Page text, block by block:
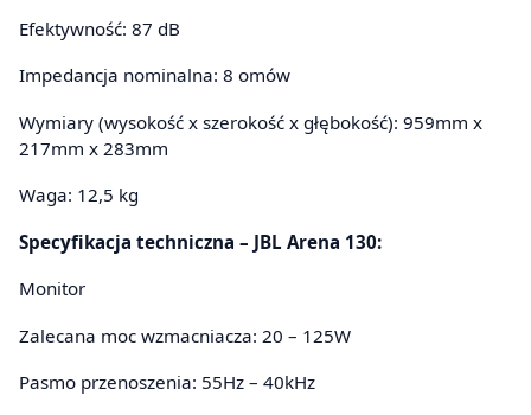
Efektywność: 87 dB
Impedancja nominalna: 8 omów
Wymiary (wysokość x szerokość x głębokość): 959mm x
217mm x 283mm
Waga: 12,5 kg
Specyfikacja techniczna – JBL Arena 130:
Monitor
Zalecana moc wzmacniacza: 20 – 125W
Pasmo przenoszenia: 55Hz – 40kHz